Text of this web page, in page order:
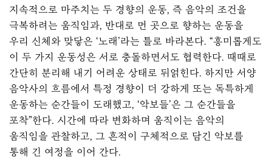
지속적으로 마주치는 두 경향의 운동, 즉 음악의 조건을
극복하려는 움직임과, 반대로 먼 곳으로 향하는 운동을
우리 신체와 맞닿은 ‘노래’라는 틀로 바라본다. “흥미롭게도
이 두 가지 운동성은 서로 충돌하면서도 협력한다. 때때로
간단히 분리해 내기 어려운 상태로 뒤얽힌다. 하지만 서양
음악사의 흐름에서 특정 경향이 더 강하게 또는 독특하게
운동하는 순간들이 도래했고, ‘악보들’은 그 순간들을
포착”한다. 시간에 따라 변화하며 움직이는 음악의
움직임을 관찰하고, 그 흔적이 구체적으로 담긴 악보를
통해 긴 여정을 이어 간다.